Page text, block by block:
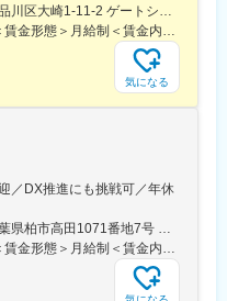
＜勤務地詳細＞本社住所：東京都品川区大崎1-11-2 ゲートシティ大崎イーストタワー22Ｆ勤務地最寄駅：JR山手線／大崎駅受動喫煙対策：屋内全面禁煙変更の範囲：会社の定める事業所（リモートワーク含む）
＜予定年収＞500万円～600万円＜賃金形態＞月給制＜賃金内訳＞月額（基本給）：300,000円～350,000円＜月給＞300,000円～350,000円＜昇給有無＞有＜残業手当＞有＜給与補足＞上記年収は、あくまで目安であり、前職・経験を考慮し検討させて頂きます。■昇給：あり■賞与：あり※会社業績と個人業績に応じて算定されます。賃金はあくまでも目安の金額であり、選考を通じて上下する可能性があります。月給(月額)は固定手当を含めた表記です。
気になる
／DX推進にも挑戦可／年休
＜勤務地詳細＞高田工場住所：千葉県柏市高田1071番地7号 勤務地最寄駅：つくばエクスプレス線／柏の葉キャンパス駅受動喫煙対策：屋内全面禁煙変更の範囲：【変更の範囲：流山本社および高田工場】
＜予定年収＞500万円～750万円＜賃金形態＞月給制＜賃金内訳＞月額（基本給）：300,000円～430,000円＜月給＞300,000円～430,000円＜昇給有無＞有＜残業手当＞有＜給与補足＞※経験・スキルを考慮の上決定いたします。■賞与：年2回（7月・12月）※昨年実績4.2ヶ月■昇給：年1回（1月）■モデル年収：・年収580万円 主任（月給34万円×12ヶ月＋諸手当）・年収820万円 課長（月給48万円×12ヶ月＋諸手当）賃金はあくまでも目安の金額であり、選考を通じて上下する可能性があります。月給(月額)は固定手当を含めた表記です。